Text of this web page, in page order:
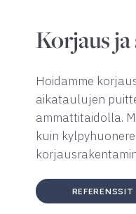
Korjaus
Hoidamme
aikataulujen
ammattitaidolla.
kuin
REFERENSSIT